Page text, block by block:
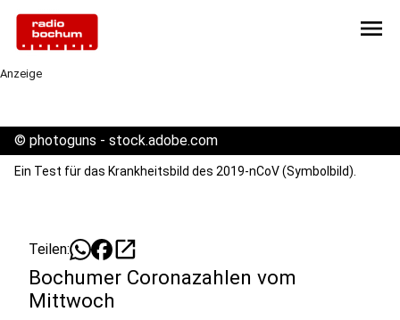
menu
Anzeige
© photoguns - stock.adobe.com
Ein Test für das Krankheitsbild des 2019-nCoV (Symbolbild).
Teilen: open_in_new
Bochumer Coronazahlen vom
Mittwoch